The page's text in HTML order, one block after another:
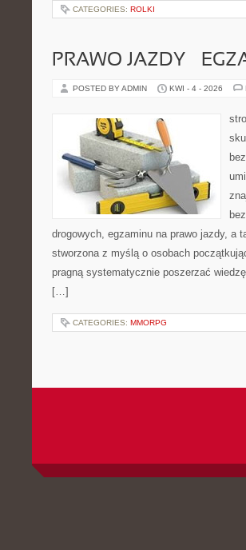
CATEGORIES: ROLKI
PRAWO JAZDY –
POSTED BY ADMIN KWI - 4 - 2026
drogowych, egzaminu na prawo jazdy, a
stworzona z myślą o osobach
pragną systematycznie poszerzać
[…]
CATEGORIES: MMORPG